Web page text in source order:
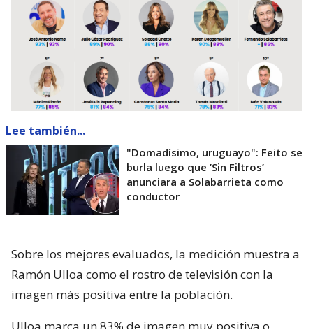
Lee también...
"Domadísimo, uruguayo": Feito se
burla luego que ’Sin Filtros’
anunciara a Solabarrieta como
conductor
Sobre los mejores evaluados, la medición muestra a
Ramón Ulloa como el rostro de televisión con la
imagen más positiva entre la población.